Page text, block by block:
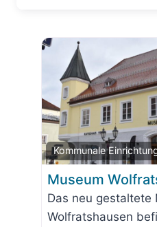
Kommunale
Museum
Das neu gestaltete
Wolfratshausen